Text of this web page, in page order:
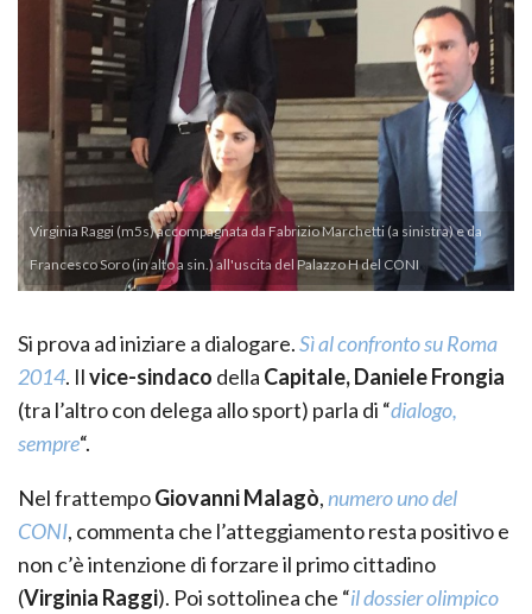
Virginia Raggi (m5s) accompagnata da Fabrizio Marchetti (a sinistra) e da
Francesco Soro (in alto a sin.) all'uscita del Palazzo H del CONI
Si prova ad iniziare a dialogare.Sì al confronto su Roma
2014. Ilvice-sindaco della Capitale,Daniele Frongia
(tra l’altro con delega allo sport) parla di “dialogo,
sempre“.
Nel frattempoGiovanni Malagò, numero uno del
CONI, commenta che l’atteggiamento resta positivo e
non c’è intenzione di forzare il primo cittadino
(Virginia Raggi). Poi sottolinea che “il dossier olimpico